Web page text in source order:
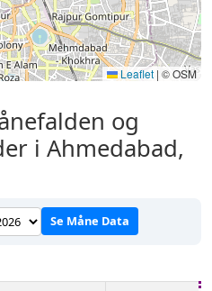
Leaflet | © OSM
og
i Ahmedabad,
Se Måne Data